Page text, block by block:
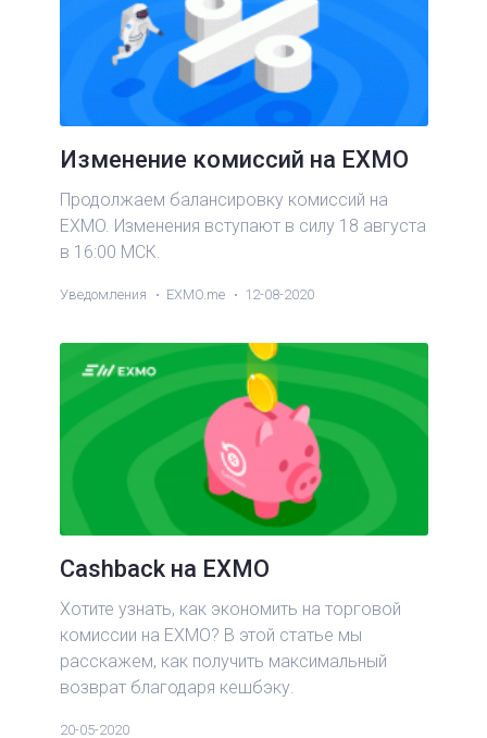
Изменение комиссий на EXMO
Продолжаем балансировку комиссий на
EXMO. Изменения вступают в силу 18 августа
в 16:00 МСК.
Уведомления EXMO.me 12-08-2020
Cashback на EXMO
Хотите узнать, как экономить на торговой
комиссии на EXMO? В этой статье мы
расскажем, как получить максимальный
возврат благодаря кешбэку.
20-05-2020